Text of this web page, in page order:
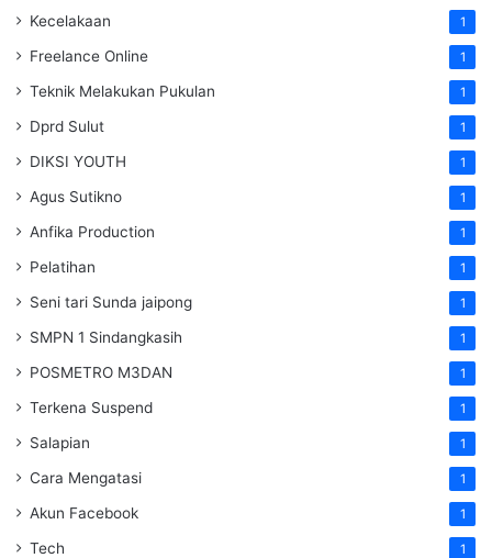
Kecelakaan 1
Freelance Online 1
Teknik Melakukan Pukulan 1
Dprd Sulut 1
DIKSI YOUTH 1
Agus Sutikno 1
Anfika Production 1
Pelatihan 1
Seni tari Sunda jaipong 1
SMPN 1 Sindangkasih 1
POSMETRO M3DAN 1
Terkena Suspend 1
Salapian 1
Cara Mengatasi 1
Akun Facebook 1
Tech 1